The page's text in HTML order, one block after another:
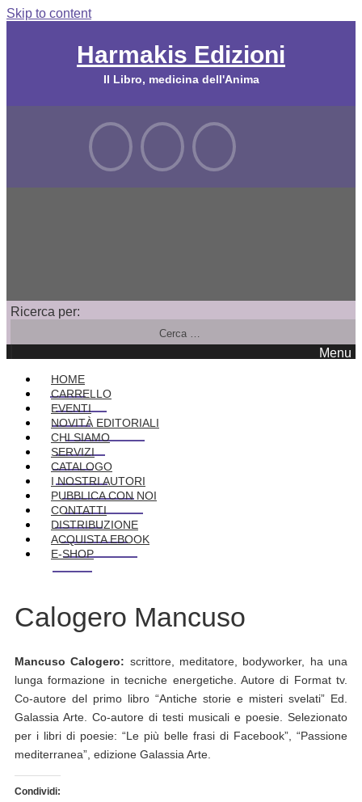
Skip to content
Harmakis Edizioni
Il Libro, medicina dell'Anima
Ricerca per:
Menu
HOME
CARRELLO
EVENTI
NOVITÀ EDITORIALI
CHI SIAMO
SERVIZI
CATALOGO
I NOSTRI AUTORI
PUBBLICA CON NOI
CONTATTI
DISTRIBUZIONE
ACQUISTA EBOOK
E-SHOP
Calogero Mancuso
Mancuso Calogero: scrittore, meditatore, bodyworker, ha una
lunga formazione in tecniche energetiche. Autore di Format tv.
Co-autore del primo libro “Antiche storie e misteri svelati” Ed.
Galassia Arte. Co-autore di testi musicali e poesie. Selezionato
per i libri di poesie: “Le più belle frasi di Facebook”, “Passione
mediterranea”, edizione Galassia Arte.
Condividi: